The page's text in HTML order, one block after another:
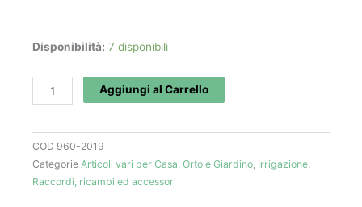
Disponibilità: 7 disponibili
Getto
alette
quantità
Aggiungi al Carrello
COD 960-2019
Categorie Articoli vari per Casa, Orto e Giardino, Irrigazione,
Raccordi, ricambi ed accessori